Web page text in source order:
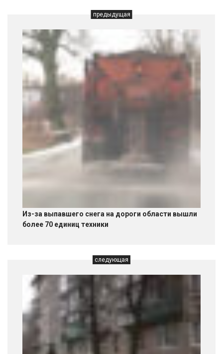
предыдущая
Из-за выпавшего снега на дороги области вышли
более 70 единиц техники
следующая